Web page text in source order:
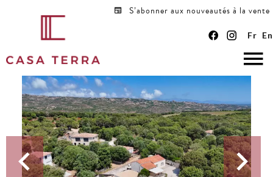
S’abonner aux nouveautés à la vente
Fr En